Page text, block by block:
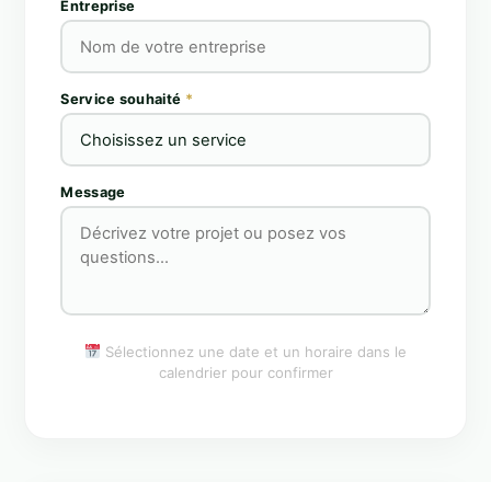
Entreprise
Service souhaité *
Message
Sélectionnez une date et un horaire dans le
calendrier pour confirmer